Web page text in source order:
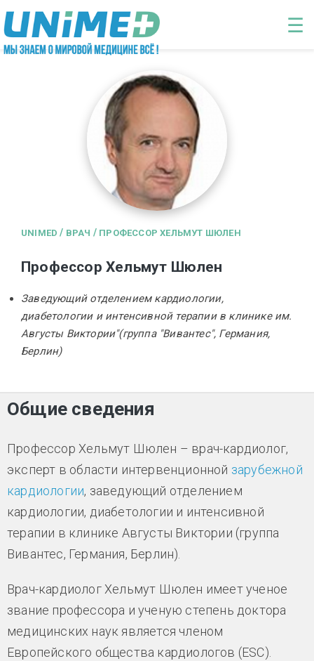
Перейти к основному содержанию
☰
UNIMED / ВРАЧ / ПРОФЕССОР ХЕЛЬМУТ ШЮЛЕН
Профессор Хельмут Шюлен
Заведующий отделением кардиологии,
диабетологии и интенсивной терапии в клинике им.
Августы Виктории"(группа "Вивантес", Германия,
Берлин)
Общие сведения
Профессор Хельмут Шюлен – врач-кардиолог,
эксперт в области интервенционной зарубежной
кардиологии, заведующий отделением
кардиологии, диабетологии и интенсивной
терапии в клинике Августы Виктории (группа
Вивантес, Германия, Берлин).
Врач-кардиолог Хельмут Шюлен имеет ученое
звание профессора и ученую степень доктора
медицинских наук является членом
Европейского общества кардиологов (ESC).